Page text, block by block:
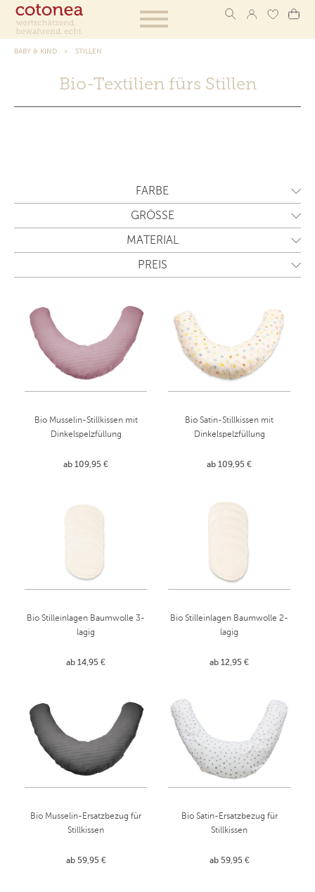
BABY & KIND STILLEN
Bio-Textilien fürs Stillen
FARBE
GRÖSSE
MATERIAL
PREIS
Bio Musselin-Stillkissen mit
Dinkelspelzfüllung
ab 109,95 €
Bio Satin-Stillkissen mit
Dinkelspelzfüllung
ab 109,95 €
Bio Stilleinlagen Baumwolle 3-
lagig
ab 14,95 €
Bio Stilleinlagen Baumwolle 2-
lagig
ab 12,95 €
Bio Musselin-Ersatzbezug für
Stillkissen
ab 59,95 €
Bio Satin-Ersatzbezug für
Stillkissen
ab 59,95 €